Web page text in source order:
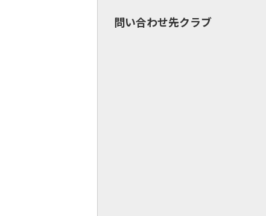
問い合わせ先クラブ